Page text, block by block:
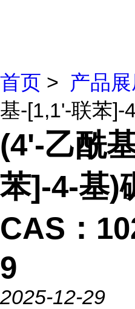
首页 > 产品
基-[1,1'-联苯]-
(4'-乙酰
苯]-4-基)
CAS：
9
2025-12-29